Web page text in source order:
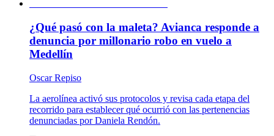
¿Qué pasó con la maleta? Avianca responde a
denuncia por millonario robo en vuelo a
Medellín
Oscar Repiso
La aerolínea activó sus protocolos y revisa cada etapa del
recorrido para establecer qué ocurrió con las pertenencias
denunciadas por Daniela Rendón.